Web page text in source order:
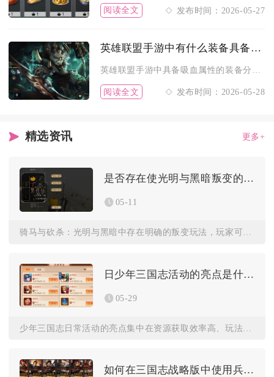
阅读全文 发布时间：2026-05-27
英雄联盟手游中有什么装备具备吸血属性
阅读全文 发布时间：2026-05-28
精选资讯 更多+
是否存在使光明与黑暗叛变的方法
05-11
骑马与砍杀：光明与黑暗中存在明确的叛变玩法，玩家可通过调整声...
日少年三国志活动的亮点是什么
05-29
如何在三国志战略版中使用兵种的特殊技能